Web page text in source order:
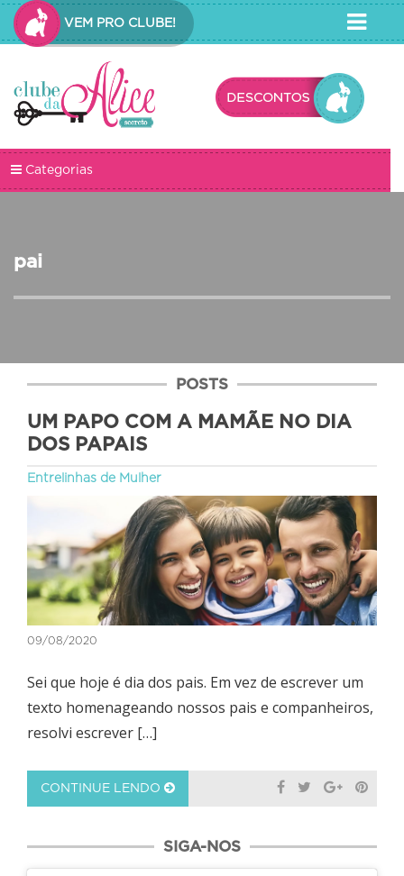
VEM PRO CLUBE!
Categorias
pai
POSTS
UM PAPO COM A MAMÃE NO DIA
DOS PAPAIS
Entrelinhas de Mulher
09/08/2020
Sei que hoje é dia dos pais. Em vez de escrever um
texto homenageando nossos pais e companheiros,
resolvi escrever […]
CONTINUE LENDO
SIGA-NOS